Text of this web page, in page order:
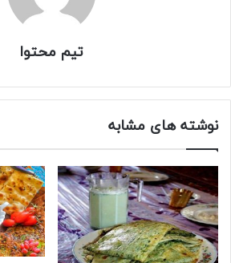
تیم محتوا
نوشته های مشابه